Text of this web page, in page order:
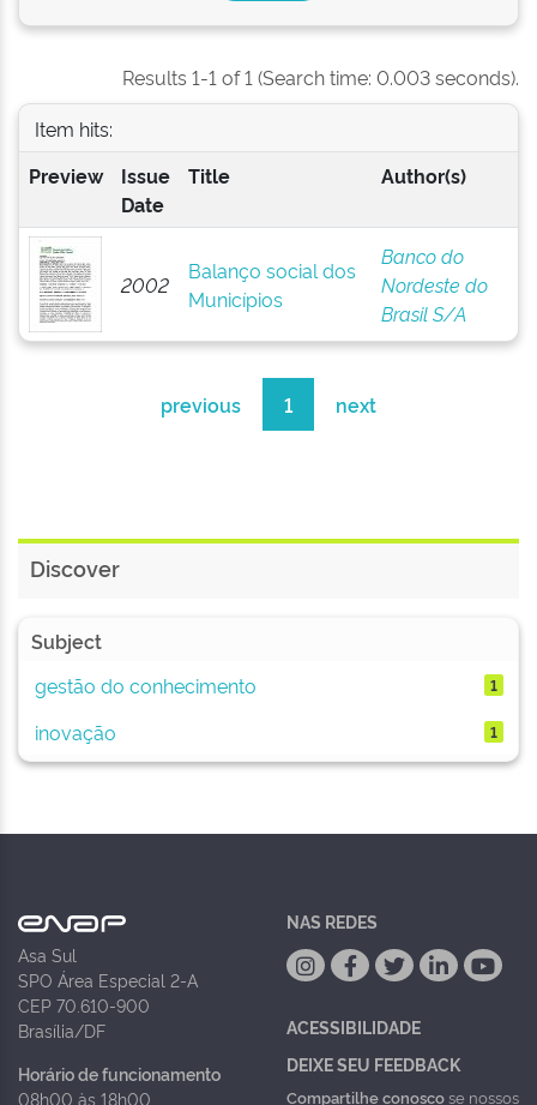
Results 1-1 of 1 (Search time: 0.003 seconds).
Item hits:
Preview
Issue
Date
Title Author(s)
2002
Balanço social dos
Municípios
Banco do
Nordeste do
Brasil S/A
previous 1 next
Discover
Subject
gestão do conhecimento
1
inovação 1
Asa Sul
SPO Área Especial 2-A
CEP 70.610-900
Brasília/DF
Horário de funcionamento
08h00 às 18h00
NAS REDES
ACESSIBILIDADE
DEIXE SEU FEEDBACK
Compartilhe conoscose nossos